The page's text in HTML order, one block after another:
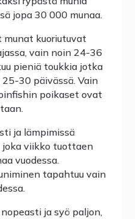
jopa 30 000 munaa.
kuoriutuvat
vain noin 24-36
pieniä toukkia jotka
30 päivässä. Vain
poikaset ovat
ja lämpimissä
joka viikko tuottaen
vuodessa.
tapahtuu vain
ja syö paljon,